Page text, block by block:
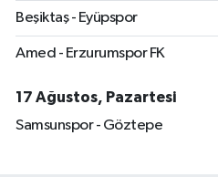
Beşiktaş - Eyüpspor
Amed - Erzurumspor FK
17 Ağustos, Pazartesi
Samsunspor - Göztepe